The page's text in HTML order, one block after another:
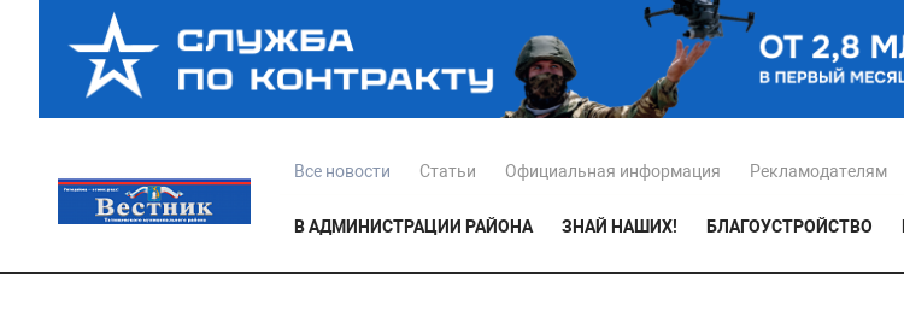
Все новости Статьи Официальная информация Рекламодателям
В АДМИНИСТРАЦИИ РАЙОНА ЗНАЙ НАШИХ! БЛАГОУСТРОЙСТВО